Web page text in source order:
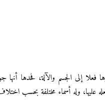
إلى الجسم والآلة، فحدها
عليها، وله أسماء مختلفة بحسب